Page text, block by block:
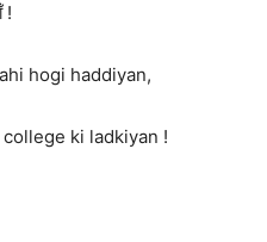
!
hogi haddiyan,
ki ‪ladkiyan !